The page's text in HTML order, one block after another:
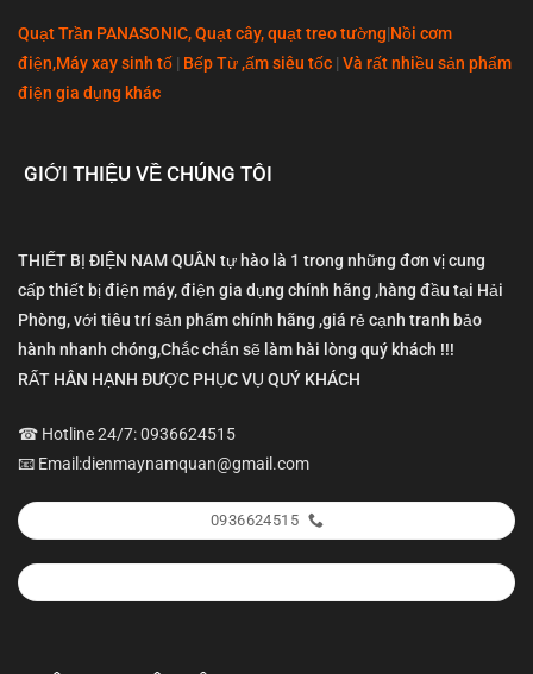
Quạt Trần PANASONIC, Quạt cây, quạt treo tường|Nồi cơm
điện,Máy xay sinh tố | Bếp Từ ,ấm siêu tốc | Và rất nhiều sản phẩm
điện gia dụng khác
GIỚI THIỆU VỀ CHÚNG TÔI
THIẾT BỊ ĐIỆN NAM QUÂN tự hào là 1 trong những đơn vị cung
cấp thiết bị điện máy, điện gia dụng chính hãng ,hàng đầu tại Hải
Phòng, với tiêu trí sản phẩm chính hãng ,giá rẻ cạnh tranh bảo
hành nhanh chóng,Chắc chắn sẽ làm hài lòng quý khách !!!
RẤT HÂN HẠNH ĐƯỢC PHỤC VỤ QUÝ KHÁCH
☎ Hotline 24/7: 0936624515
📧 Email:dienmaynamquan@gmail.com
0936624515